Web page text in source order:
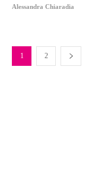
Alessandra Chiaradia
1 2